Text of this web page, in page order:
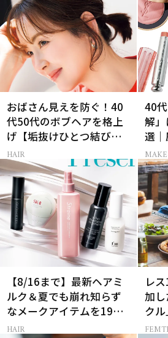
おばさん見えを防ぐ！40
代50代のボブヘアを格上
げ【垢抜けひとつ結び】
のルール
HAIR
40
解
選
とめ
【8/16まで】最新ヘアミ
ルク＆夏でも崩れ知らず
なメークアイテムを19名
様にプレゼント！
HAIR
レ
加
ク
レス